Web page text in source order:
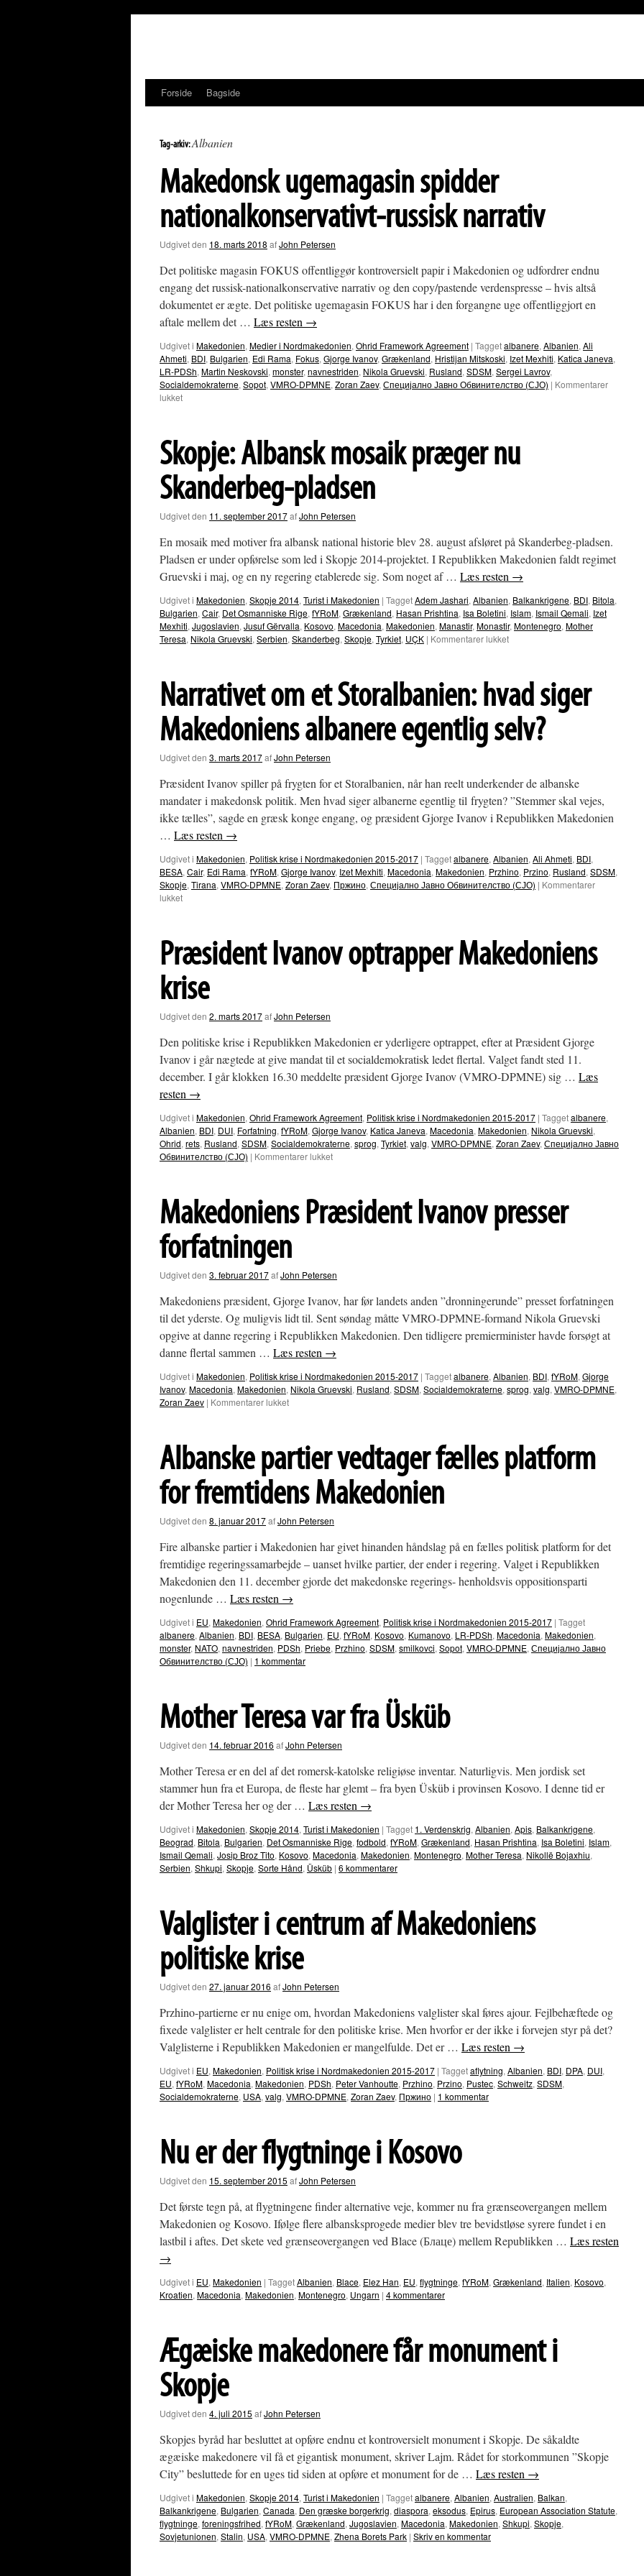
Forside Bagside
Tag-arkiv:Albanien
Makedonsk ugemagasin spidder
nationalkonservativt-russisk narrativ
Udgivet den 18. marts 2018 afJohn Petersen
Det politiske magasin FOKUS offentliggør kontroversielt papir i Makedonien og udfordrer endnu
engang det russisk-nationalkonservative narrativ og den copy/pastende verdenspresse – hvis altså
dokumentet er ægte. Det politiske ugemagasin FOKUS har i den forgangne uge offentliggjort en
aftale mellem det … Læs resten →
Udgivet i Makedonien, Medier i Nordmakedonien, Ohrid Framework Agreement | Taggetalbanere, Albanien, Ali
Ahmeti, BDI, Bulgarien, Edi Rama, Fokus, Gjorge Ivanov, Grækenland, Hristijan Mitskoski, Izet Mexhiti, Katica Janeva,
LR-PDSh, Martin Neskovski, monster, navnestriden, Nikola Gruevski, Rusland, SDSM, Sergei Lavrov,
Socialdemokraterne, Sopot, VMRO-DPMNE, Zoran Zaev, Специјално Јавно Обвинителство (СЈО) | Kommentarer
lukkettil
nationalkonservativt-
russisk
narrativ
Skopje: Albansk mosaik præger nu
Skanderbeg-pladsen
Udgivet den 11. september 2017afJohn Petersen
En mosaik med motiver fra albansk national historie blev 28. august afsløret på Skanderbeg-pladsen.
Pladsen er under opførelse som led i Skopje 2014-projektet. I Republikken Makedonien faldt regimet
Gruevski i maj, og en ny regering etablerede sig. Som noget af … Læs resten →
Udgivet i Makedonien, Skopje 2014, Turist i Makedonien | TaggetAdem Jashari, Albanien, Balkankrigene, BDI, Bitola,
Bulgarien, Cair, Det Osmanniske Rige, fYRoM, Grækenland, Hasan Prishtina, Isa Boletini, Islam, Ismail Qemali, Izet
Mexhiti, Jugoslavien, Jusuf Gërvalla, Kosovo, Macedonia, Makedonien, Manastir, Monastir, Montenegro, Mother
Teresa, Nikola Gruevski, Serbien, Skanderbeg, Skopje, Tyrkiet, UÇK | Kommentarer lukkettil
præger
nu
Skanderbeg-
pladsen
Narrativet om et Storalbanien: hvad siger
Makedoniens albanere egentlig selv?
Udgivet den 3. marts 2017afJohn Petersen
Præsident Ivanov spiller på frygten for et Storalbanien, når han reelt underkender de albanske
mandater i makedonsk politik. Men hvad siger albanerne egentlig til frygten? ”Stemmer skal vejes,
ikke tælles”, sagde en græsk konge engang, og præsident Gjorge Ivanov i Republikken Makedonien
… Læs resten →
Udgivet i Makedonien, Politisk krise i Nordmakedonien 2015-2017 | Taggetalbanere, Albanien, Ali Ahmeti, BDI,
BESA, Cair, Edi Rama, fYRoM, Gjorge Ivanov, Izet Mexhiti, Macedonia, Makedonien, Przhino, Przino, Rusland, SDSM,
Skopje, Tirana, VMRO-DPMNE, Zoran Zaev, Пржино, Специјално Јавно Обвинителство (СЈО) | Kommentarer
lukkettil
Storalbanien:
hvad
siger
Makedoniens
albanere
egentlig
Præsident Ivanov optrapper Makedoniens
krise
Udgivet den 2. marts 2017afJohn Petersen
Den politiske krise i Republikken Makedonien er yderligere optrappet, efter at Præsident Gjorge
Ivanov i går nægtede at give mandat til et socialdemokratisk ledet flertal. Valget fandt sted 11.
december. I går klokken 16.30 meddelte præsident Gjorge Ivanov (VMRO-DPMNE) sig … Læs
resten →
Udgivet i Makedonien, Ohrid Framework Agreement, Politisk krise i Nordmakedonien 2015-2017 | Taggetalbanere,
Albanien, BDI, DUI, Forfatning, fYRoM, Gjorge Ivanov, Katica Janeva, Macedonia, Makedonien, Nikola Gruevski,
Ohrid, rets, Rusland, SDSM, Socialdemokraterne, sprog, Tyrkiet, valg, VMRO-DPMNE, Zoran Zaev, Специјално Јавно
Обвинителство (СЈО) | Kommentarer lukkettil
Makedoniens
krise
Makedoniens Præsident Ivanov presser
forfatningen
Udgivet den 3. februar 2017afJohn Petersen
Makedoniens præsident, Gjorge Ivanov, har før landets anden ”dronningerunde” presset forfatningen
til det yderste. Og muligvis lidt til. Sent søndag måtte VMRO-DPMNE-formand Nikola Gruevski
opgive at danne regering i Republikken Makedonien. Den tidligere premierminister havde forsøgt at
danne flertal sammen … Læs resten →
Udgivet i Makedonien, Politisk krise i Nordmakedonien 2015-2017 | Taggetalbanere, Albanien, BDI, fYRoM, Gjorge
Ivanov, Macedonia, Makedonien, Nikola Gruevski, Rusland, SDSM, Socialdemokraterne, sprog, valg, VMRO-DPMNE,
Zoran Zaev | Kommentarer lukkettil
presser
forfatningen
Albanske partier vedtager fælles platform
for fremtidens Makedonien
Udgivet den 8. januar 2017afJohn Petersen
Fire albanske partier i Makedonien har givet hinanden håndslag på en fælles politisk platform for det
fremtidige regeringssamarbejde – uanset hvilke partier, der ender i regering. Valget i Republikken
Makedonien den 11. december gjorde det makedonske regerings- henholdsvis oppositionsparti
nogenlunde … Læs resten →
Udgivet i EU, Makedonien, Ohrid Framework Agreement, Politisk krise i Nordmakedonien 2015-2017 | Tagget
albanere, Albanien, BDI, BESA, Bulgarien, EU, fYRoM, Kosovo, Kumanovo, LR-PDSh, Macedonia, Makedonien,
monster, NATO, navnestriden, PDSh, Priebe, Przhino, SDSM, smilkovci, Sopot, VMRO-DPMNE, Специјално Јавно
Обвинителство (СЈО) | 1 kommentar
Mother Teresa var fra Üsküb
Udgivet den 14. februar 2016 afJohn Petersen
Mother Teresa er en del af det romersk-katolske religiøse inventar. Naturligvis. Men jordisk set
stammer hun fra et Europa, de fleste har glemt – fra byen Üsküb i provinsen Kosovo. I denne tid er
der Mother Teresa her og der … Læs resten →
Udgivet i Makedonien, Skopje 2014, Turist i Makedonien | Tagget 1. Verdenskrig, Albanien, Apis, Balkankrigene,
Beograd, Bitola, Bulgarien, Det Osmanniske Rige, fodbold, fYRoM, Grækenland, Hasan Prishtina, Isa Boletini, Islam,
Ismail Qemali, Josip Broz Tito, Kosovo, Macedonia, Makedonien, Montenegro, Mother Teresa, Nikollë Bojaxhiu,
Serbien, Shkupi, Skopje, Sorte Hånd, Üsküb | 6 kommentarer
Valglister i centrum af Makedoniens
politiske krise
Udgivet den 27. januar 2016 afJohn Petersen
Przhino-partierne er nu enige om, hvordan Makedoniens valglister skal føres ajour. Fejlbehæftede og
fixede valglister er helt centrale for den politiske krise. Men hvorfor er der ikke i forvejen styr på det?
Valglisterne i Republikken Makedonien er mangelfulde. Det er … Læs resten →
Udgivet i EU, Makedonien, Politisk krise i Nordmakedonien 2015-2017 | Taggetaflytning, Albanien, BDI, DPA, DUI,
EU, fYRoM, Macedonia, Makedonien, PDSh, Peter Vanhoutte, Przhino, Przino, Pustec, Schweitz, SDSM,
Socialdemokraterne, USA, valg, VMRO-DPMNE, Zoran Zaev, Пржино | 1 kommentar
Nu er der flygtninge i Kosovo
Udgivet den 15. september 2015 afJohn Petersen
Det første tegn på, at flygtningene finder alternative veje, kommer nu fra grænseovergangen mellem
Makedonien og Kosovo. Ifølge flere albansksprogede medier blev tre bevidstløse syrere fundet i en
lastbil i aftes. Det skete ved grænseovergangen ved Blace (Блаце) mellem Republikken … Læs resten
→
Udgivet i EU, Makedonien | TaggetAlbanien, Blace, Elez Han, EU, flygtninge, fYRoM, Grækenland, Italien, Kosovo,
Kroatien, Macedonia, Makedonien, Montenegro, Ungarn | 4 kommentarer
Ægæiske makedonere får monument i
Skopje
Udgivet den 4. juli 2015 afJohn Petersen
Skopjes byråd har besluttet at opføre endnu et kontroversielt monument i Skopje. De såkaldte
ægæiske makedonere vil få et gigantisk monument, skriver Lajm. Rådet for storkommunen ”Skopje
City” besluttede for en uges tid siden at opføre et monument for de … Læs resten →
Udgivet i Makedonien, Skopje 2014, Turist i Makedonien | Taggetalbanere, Albanien, Australien, Balkan,
Balkankrigene, Bulgarien, Canada, Den græske borgerkrig, diaspora, eksodus, Epirus, European Association Statute,
flygtninge, foreningsfrihed, fYRoM, Grækenland, Jugoslavien, Macedonia, Makedonien, Shkupi, Skopje,
Sovjetunionen, Stalin, USA, VMRO-DPMNE, Zhena Borets Park | Skriv en kommentar